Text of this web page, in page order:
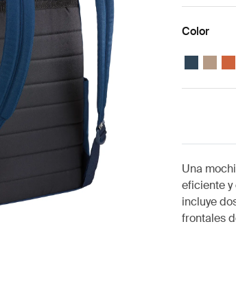
Color
Case Logic
Case
Una
eficiente
incluye
frontales